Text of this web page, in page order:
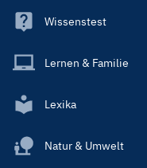
Wissenstest
Lernen & Familie
Lexika
Natur & Umwelt